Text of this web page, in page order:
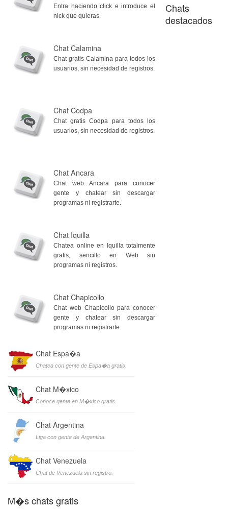
Entra haciendo click e introduce el
nick que quieras.
Chat Calamina
Chat gratis Calamina para todos los
usuarios, sin necesidad de registros.
Chat Codpa
Chat gratis Codpa para todos los
usuarios, sin necesidad de registros.
Chat Ancara
Chat web Ancara para conocer
gente y chatear sin descargar
programas ni registrarte.
Chat Iquilla
Chatea online en Iquilla totalmente
gratis, sencillo en Web sin
programas ni registros.
Chat Chapicollo
Chat web Chapicollo para conocer
gente y chatear sin descargar
programas ni registrarte.
Chats
destacados
Chat Espa�a
Chatea con gente de Espa�a gratis.
Chat M�xico
Conoce gente en M�xico gratis.
Chat Argentina
Liga con gente de Argentina.
Chat Venezuela
Chat de Venezuela sin registro.
M�s chats gratis